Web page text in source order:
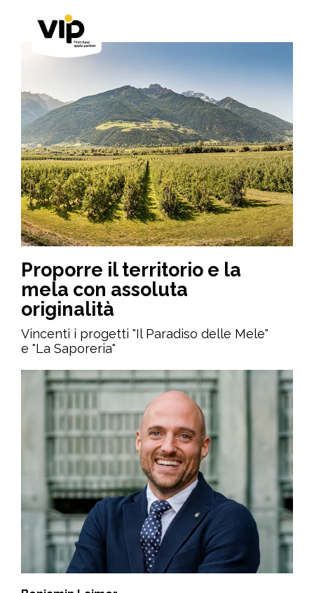
Proporre il territorio e la
mela con assoluta
originalità
Vincenti i progetti "Il Paradiso delle Mele"
e "La Saporeria"